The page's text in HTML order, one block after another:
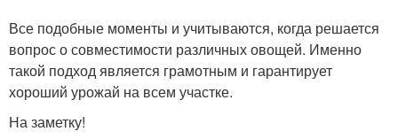
Все подобные моменты и учитываются, когда решается
вопрос о совместимости различных овощей. Именно
такой подход является грамотным и гарантирует
хороший урожай на всем участке.
На заметку!